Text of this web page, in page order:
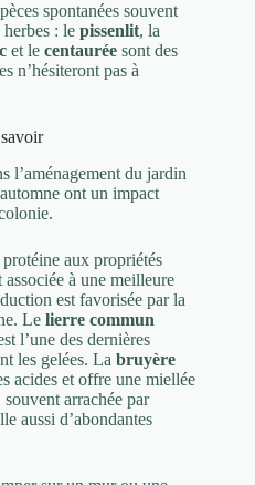
spontanées souvent
herbes : le pissenlit, la
et le centaurée sont des
n’hésiteront pas à
l’aménagement du jardin
ont un impact
aux propriétés
associée à une meilleure
est favorisée par la
Le lierre commun
l’une des dernières
les gelées. La bruyère
acides et offre une miellée
souvent arrachée par
aussi d’abondantes